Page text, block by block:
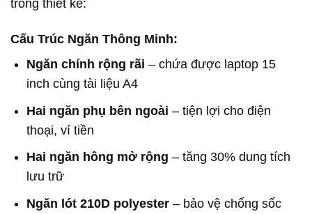
trong thiết kế:
Cấu Trúc Ngăn Thông Minh:
Ngăn chính rộng rãi – chứa được laptop 15
inch cùng tài liệu A4
Hai ngăn phụ bên ngoài – tiện lợi cho điện
thoại, ví tiền
Hai ngăn hông mở rộng – tăng 30% dung tích
lưu trữ
Ngăn lót 210D polyester– bảo vệ chống sốc